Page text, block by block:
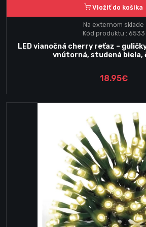
Vložiť do košika
Na externom sklade
Kód produktu : 6533
LED vianočná cherry reťaz –
vnútorná, studená biela,
18.95€